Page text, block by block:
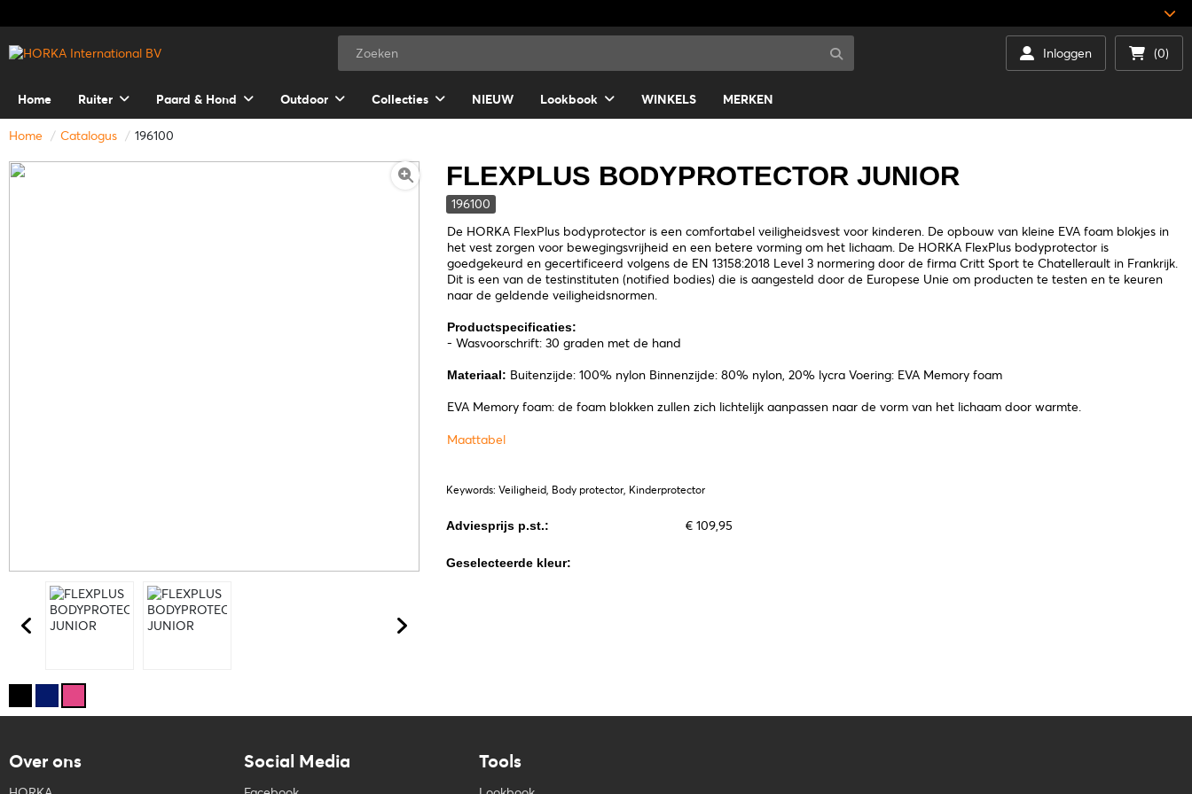
Inloggen (0)
Home Ruiter Paard & Hond Outdoor Collecties NIEUW Lookbook WINKELS MERKEN
Home Catalogus 196100
FLEXPLUS BODYPROTECTOR JUNIOR
196100
De HORKA FlexPlus bodyprotector is een comfortabel veiligheidsvest voor kinderen. De opbouw van kleine EVA foam blokjes in
het vest zorgen voor bewegingsvrijheid en een betere vorming om het lichaam. De HORKA FlexPlus bodyprotector is
goedgekeurd en gecertificeerd volgens de EN 13158:2018 Level 3 normering door de firma Critt Sport te Chatellerault in Frankrijk.
Dit is een van de testinstituten (notified bodies) die is aangesteld door de Europese Unie om producten te testen en te keuren
naar de geldende veiligheidsnormen.
Productspecificaties:
- Wasvoorschrift: 30 graden met de hand
Materiaal: Buitenzijde: 100% nylon Binnenzijde: 80% nylon, 20% lycra Voering: EVA Memory foam
EVA Memory foam: de foam blokken zullen zich lichtelijk aanpassen naar de vorm van het lichaam door warmte.
Maattabel
Keywords: Veiligheid, Body protector, Kinderprotector
Adviesprijs p.st.: € 109,95
Geselecteerde kleur:
Over ons Social Media Tools